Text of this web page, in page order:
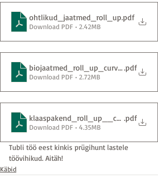
ohtlikud_jaatmed_roll_up.pdf
Download PDF • 2.42MB
biojaatmed_roll_up_curv_trykki_0
.pdf
Download PDF • 2.72MB
klaaspakend_roll_up__curv_trykki
.pdf
Download PDF • 4.35MB
Tubli töö eest kinkis prügihunt lastele
töövihikud. Aitäh!
Käbid